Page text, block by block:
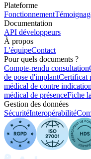
Plateforme
Fonctionnement
Documentation
API développeurs
À propos
L'équipeContact
Pour quels documents ?
Compte-rendu consultation
de pose d'implantCertificat
médical de contre indication
médical de présenceFiche
Gestion des données
SécuritéInteropérabilité